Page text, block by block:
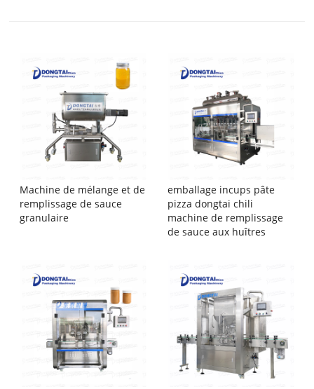
Machine de mélange et de
remplissage de sauce
granulaire
emballage incups pâte
pizza dongtai chili
machine de remplissage
de sauce aux huîtres